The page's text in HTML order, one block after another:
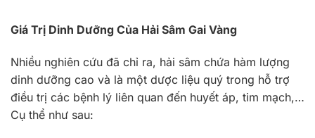
Giá Trị Dinh Dưỡng Của Hải Sâm Gai Vàng
Nhiều nghiên cứu đã chỉ ra, hải sâm chứa hàm lượng
dinh dưỡng cao và là một dược liệu quý trong hỗ trợ
điều trị các bệnh lý liên quan đến huyết áp, tim mạch,…
Cụ thể như sau: